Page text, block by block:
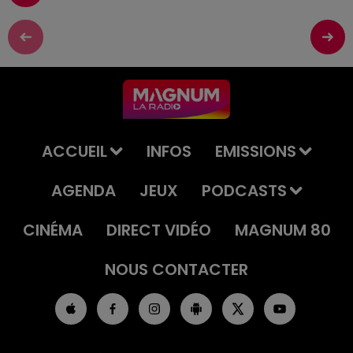
ACCUEIL INFOS
EMISSIONS
AGENDA
JEUX
PODCASTS
CINÉMA
DIRECT VIDÉO
MAGNUM 80
NOUS CONTACTER